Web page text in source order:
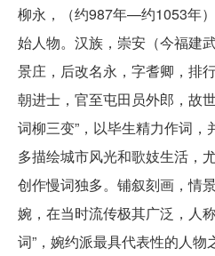
柳永，（约987年—约1053年
始人物。汉族，崇安（今福建
景庄，后改名永，字耆卿，排
朝进士，官至屯田员外郎，故
词柳三变”，以毕生精力作词，
多描绘城市风光和歌妓生活，
创作慢词独多。铺叙刻画，情
婉，在当时流传极其广泛，人
词”，婉约派最具代表性的人